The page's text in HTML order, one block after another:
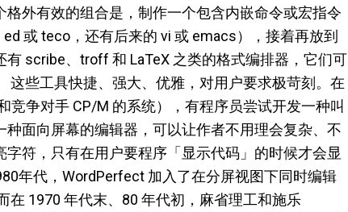
外有效的组合是，制作一个包含内嵌命令或宏指令
或 teco，还有后来的 vi 或 emacs），接着再放到
scribe、troff 和 LaTeX 之类的格式编排器，它们可
这些工具快捷、强大、优雅，对用户要求极苛刻。在
竞争对手 CP/M 的系统），有程序员尝试开发一种叫
面向屏幕的编辑器，可以让作者不用理会复杂、不
符，只有在用户要程序「显示代码」的时候才会显
年代，WordPerfect 加入了在分屏视图下同时编辑
1970 年代末、80 年代初，麻省理工和施乐